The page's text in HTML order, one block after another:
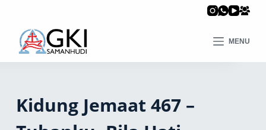
MENU
Kidung Jemaat 467 –